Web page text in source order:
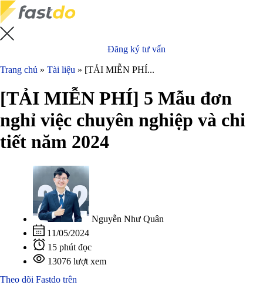
Đăng ký tư vấn
Trang chủ » Tài liệu » [TẢI MIỄN PHÍ...
[TẢI MIỄN PHÍ] 5 Mẫu đơn
nghỉ việc chuyên nghiệp và chi
tiết năm 2024
Nguyễn Như Quân
11/05/2024
15 phút đọc
13076 lượt xem
Theo dõi Fastdo trên